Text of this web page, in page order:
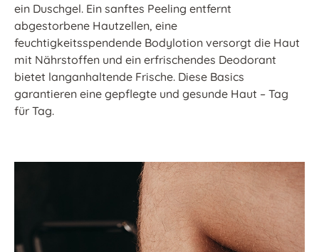
ein Duschgel. Ein sanftes Peeling entfernt
abgestorbene Hautzellen, eine
feuchtigkeitsspendende Bodylotion versorgt die Haut
mit Nährstoffen und ein erfrischendes Deodorant
bietet langanhaltende Frische. Diese Basics
garantieren eine gepflegte und gesunde Haut – Tag
für Tag.